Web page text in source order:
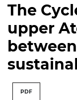
The
upper
PDF